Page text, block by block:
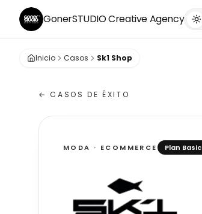
GonerSTUDIOCreative Agency
Inicio Casos Sk1 Shop
← CASOS DE ÉXITO
MODA · ECOMMERCE Plan Basic